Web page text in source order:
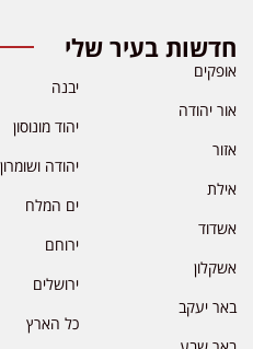
חדשות בעיר שלי
אופקים
אור יהודה
אזור
אילת
אשדוד
אשקלון
באר יעקב
יבנה
יהוד מונוסון
יהודה ושומרון
ים המלח
ירוחם
ירושלים
כל הארץ